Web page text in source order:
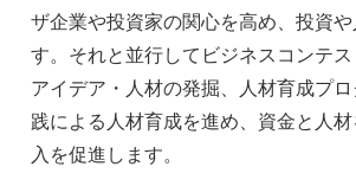
ザ企業や投資家の関心を高め、投資や
す。それと並行してビジネスコンテ
アイデア・人材の発掘、人材育成プ
践による人材育成を進め、資金と人
入を促進します。